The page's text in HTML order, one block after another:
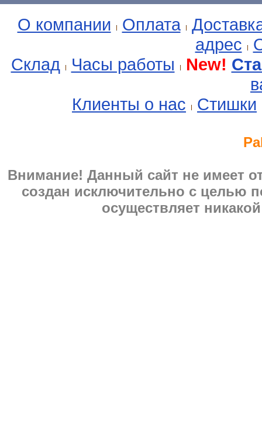
О компании Оплата
адрес
Склад
Часы работы New!
Клиенты о нас
Стишки
Внимание! Данный сайт не имеет
создан исключительно с целью
осуществляет